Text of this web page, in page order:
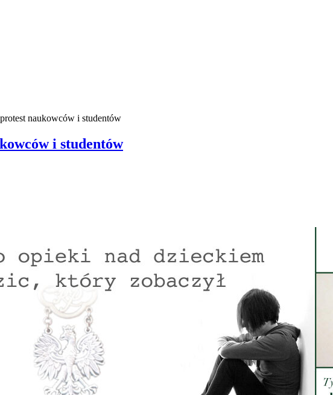
naukowców i studentów
i studentów